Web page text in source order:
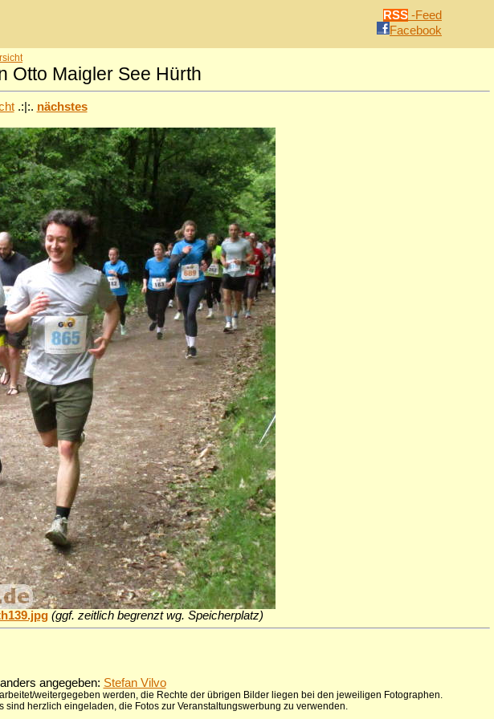
RSS -Feed
Facebook
Otto Maigler See Hürth
.:|:. nächstes
(ggf. zeitlich begrenzt wg. Speicherplatz)
angegeben: Stefan Vilvo
weitergegeben werden, die Rechte der übrigen Bilder liegen bei den jeweiligen Fotographen.
sind herzlich eingeladen, die Fotos zur Veranstaltungswerbung zu verwenden.